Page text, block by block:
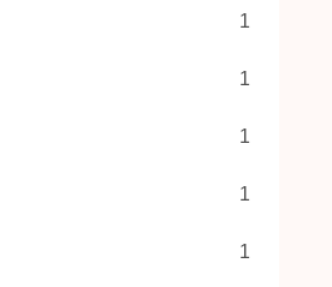
1
1
1
1
1